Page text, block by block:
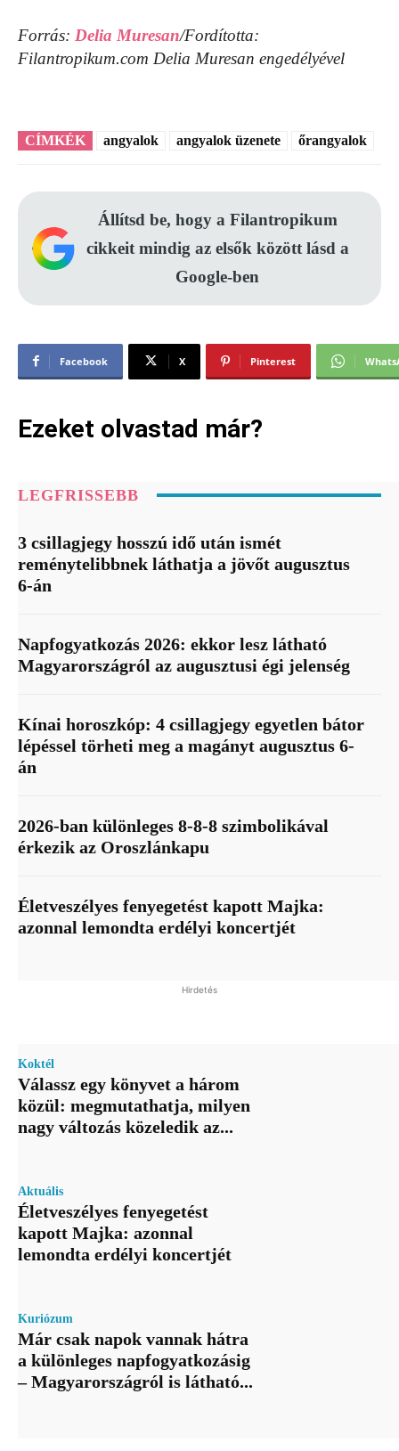
Forrás: Delia Muresan/Fordította:
Filantropikum.com Delia Muresan engedélyével
CÍMKÉK angyalok angyalok üzenete őrangyalok
Állítsd be, hogy a Filantropikum
cikkeit mindig az elsők között lásd a
Google-ben
Facebook X Pinterest
Ezeket olvastad már?
LEGFRISSEBB
3 csillagjegy hosszú idő után ismét
reménytelibbnek láthatja a jövőt augusztus
6-án
Napfogyatkozás 2026: ekkor lesz látható
Magyarországról az augusztusi égi jelenség
Kínai horoszkóp: 4 csillagjegy egyetlen bátor
lépéssel törheti meg a magányt augusztus 6-
án
2026-ban különleges 8-8-8 szimbolikával
érkezik az Oroszlánkapu
Életveszélyes fenyegetést kapott Majka:
azonnal lemondta erdélyi koncertjét
Hirdetés
Koktél
Válassz egy könyvet a három
közül: megmutathatja, milyen
nagy változás közeledik az...
Aktuális
Életveszélyes fenyegetést
kapott Majka: azonnal
lemondta erdélyi koncertjét
Kuriózum
Már csak napok vannak hátra
a különleges napfogyatkozásig
– Magyarországról is látható...